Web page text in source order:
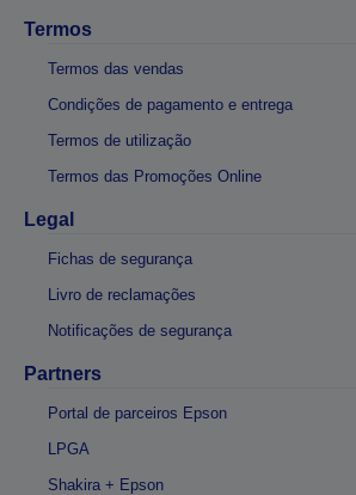
Termos
Termos das vendas
Condições de pagamento e entrega
Termos de utilização
Termos das Promoções Online
Legal
Fichas de segurança
Livro de reclamações
Notificações de segurança
Partners
Portal de parceiros Epson
LPGA
Shakira + Epson